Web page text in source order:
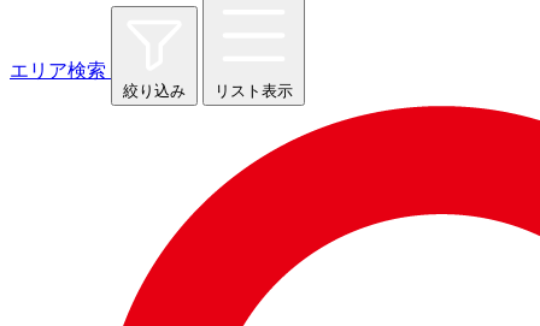
エリア検索
絞り込み リスト表示